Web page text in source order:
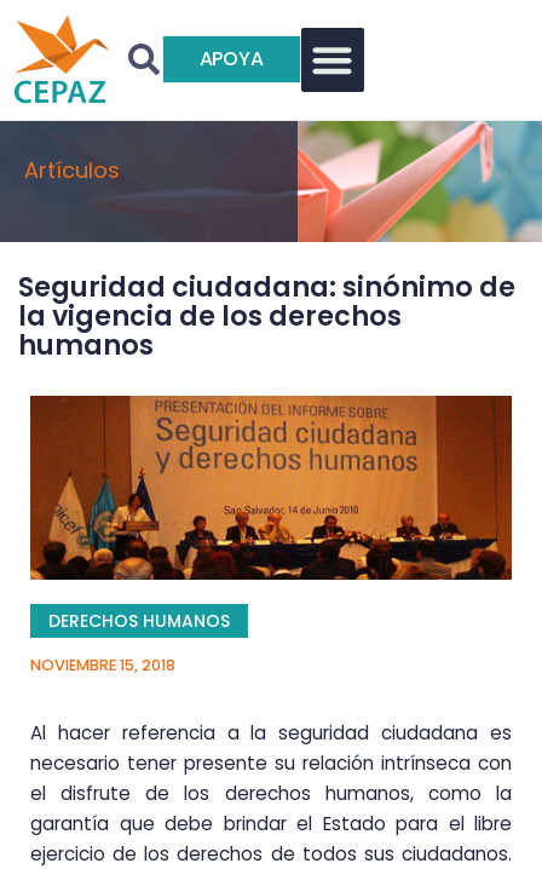
APOYA
Artículos
Seguridad ciudadana: sinónimo de
la vigencia de los derechos
humanos
DERECHOS HUMANOS
NOVIEMBRE 15, 2018
Al hacer referencia a la seguridad ciudadana es
necesario tener presente su relación intrínseca con
el disfrute de los derechos humanos, como la
garantía que debe brindar el Estado para el libre
ejercicio de los derechos de todos sus ciudadanos.